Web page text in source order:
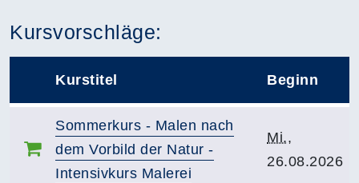
Kursvorschläge:
Kurstitel Beginn
Kurstitel:
Sommerkurs - Malen nach
dem Vorbild der Natur -
Intensivkurs Malerei
Kursbeginn:
Mi.,
26.08.2026